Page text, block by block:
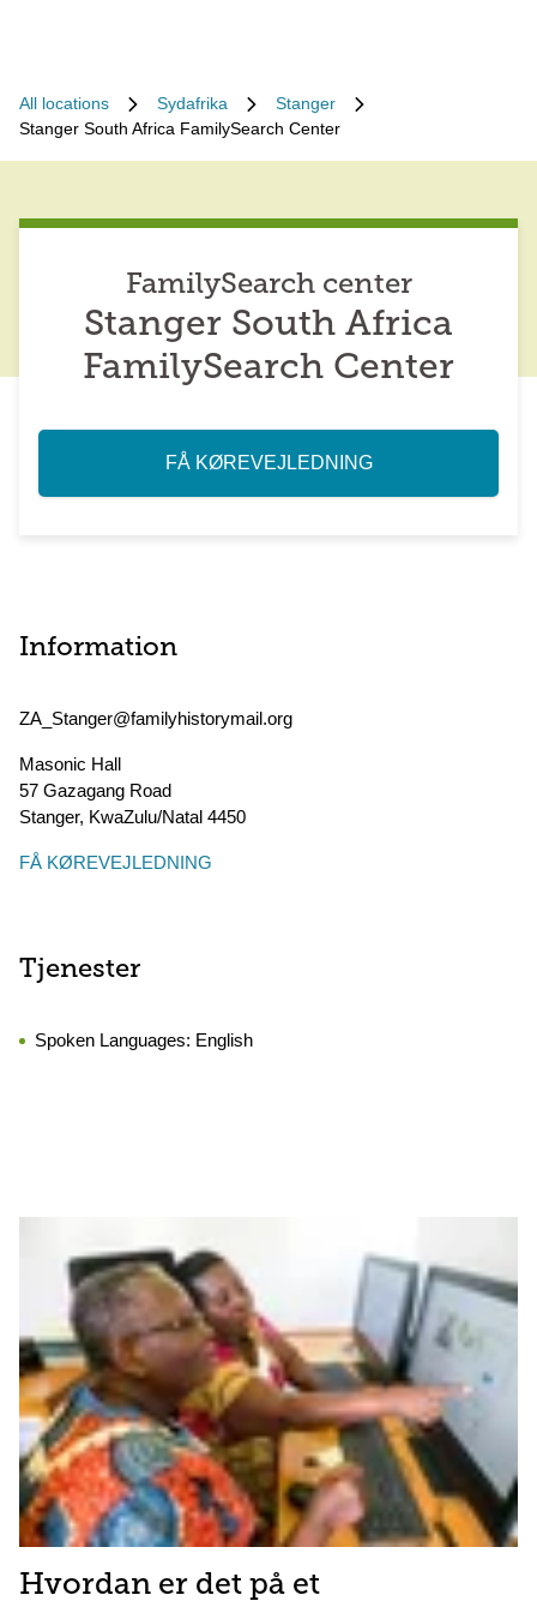
All locations Sydafrika
Stanger
Stanger South Africa FamilySearch Center
FamilySearch center
Stanger South Africa
FamilySearch Center
FÅ KØREVEJLEDNING
Information
ZA_Stanger@familyhistorymail.org
Masonic Hall
57 Gazagang Road
Stanger, KwaZulu/Natal 4450
FÅ KØREVEJLEDNING
Tjenester
Spoken Languages: English
Hvordan er det på et